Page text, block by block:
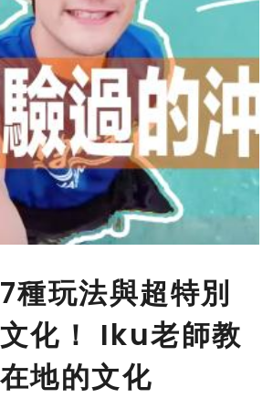
種玩法與超特別
化！ Iku老師教
地的文化